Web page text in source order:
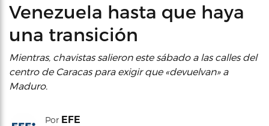
Venezuela hasta que haya
una transición
Mientras, chavistas salieron este sábado a las calles del
centro de Caracas para exigir que «devuelvan» a
Maduro.
Por EFE